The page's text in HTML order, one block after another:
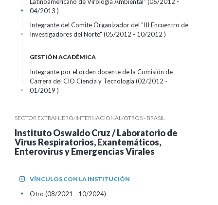
04/2013 )
+
Integrante del Comite Organizador del "III Encuentro de
Investigadores del Norte" (05/2012 - 10/2012 )
+
GESTIÓN ACADÉMICA
Integrante por el orden docente de la Comisión de
Carrera del CIO Ciencia y Tecnología (02/2012 -
01/2019 )
+
SECTOR EXTRANJERO/INTERNACIONAL/OTROS - BRASIL
Instituto Oswaldo Cruz / Laboratorio de
Virus Respiratorios, Exantemáticos,
Enterovirus y Emergencias Virales
VÍNCULOS CON LA INSTITUCIÓN
+
Otro (08/2021 - 10/2024)
+